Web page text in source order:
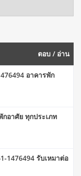
ตอบ / อ่าน
อาคารพัก
อาศัย ทุกประเภท
1476494 รับเหมาต่อ